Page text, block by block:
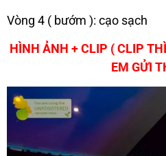
Vòng 4 ( bướm ): cạo sạch
HÌNH ẢNH + CLIP ( CLIP
EM GỬI